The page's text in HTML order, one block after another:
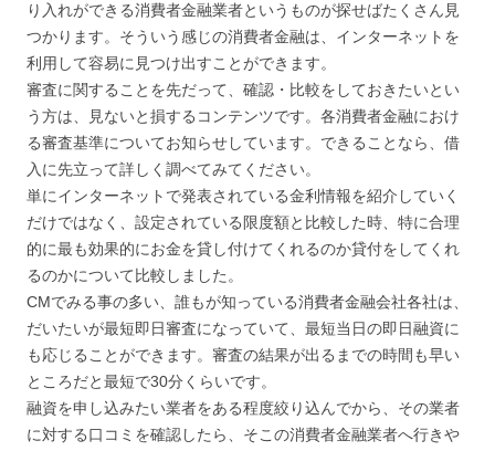
り入れができる消費者金融業者というものが探せばたくさん見
つかります。そういう感じの消費者金融は、インターネットを
利用して容易に見つけ出すことができます。
審査に関することを先だって、確認・比較をしておきたいとい
う方は、見ないと損するコンテンツです。各消費者金融におけ
る審査基準についてお知らせしています。できることなら、借
入に先立って詳しく調べてみてください。
単にインターネットで発表されている金利情報を紹介していく
だけではなく、設定されている限度額と比較した時、特に合理
的に最も効果的にお金を貸し付けてくれるのか貸付をしてくれ
るのかについて比較しました。
CMでみる事の多い、誰もが知っている消費者金融会社各社は、
だいたいが最短即日審査になっていて、最短当日の即日融資に
も応じることができます。審査の結果が出るまでの時間も早い
ところだと最短で30分くらいです。
融資を申し込みたい業者をある程度絞り込んでから、その業者
に対する口コミを確認したら、そこの消費者金融業者へ行きや